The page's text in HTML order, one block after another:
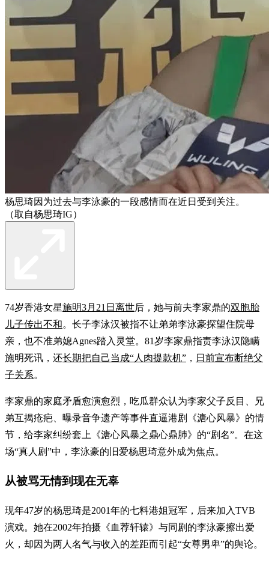
杨思琦因为过去与李泳豪的一段感情而在近日受到关注。
（取自杨思琦IG）
74岁香港女星施明3月21日离世后，她与前夫李家鼎的双胞胎
儿子传出不和。长子李泳汉被指不让弟弟李泳豪探望住院母
亲，也不准弟媳Agnes踏入灵堂。81岁李家鼎指责李泳汉隐瞒
施明死讯，还长期把自己当成“人肉提款机” ， 日前宣布断绝父
子关系。
李家鼎的家庭矛盾愈演愈烈，吃瓜群众认为李家父子反目、兄
弟互揭疮疤、曝录音争遗产等事件直逼港剧《溏心风暴》的情
节，给李家纠纷套上《溏心风暴之鼎心鼎肺》的“剧名”。在这
场“真人剧”中，李泳豪的旧爱杨思琦意外成为焦点。
从被骂无情到现在无辜
现年47岁的杨思琦是2001年的七料港姐冠军，后来加入TVB
演戏。她在2002年拍摄《血荐轩辕》与同剧的李泳豪擦出爱
火，却因为两人名气与收入的差距而引起“女尊男卑”的舆论。